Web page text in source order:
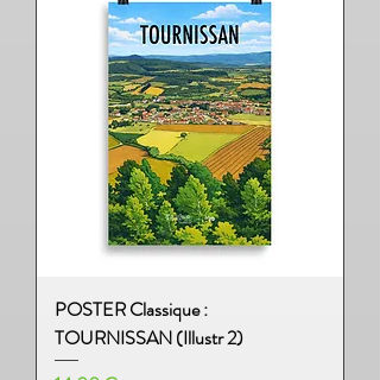
POSTER Classique :
TOURNISSAN (Illustr 2)